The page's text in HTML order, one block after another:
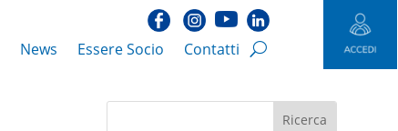
News Essere Socio Contatti